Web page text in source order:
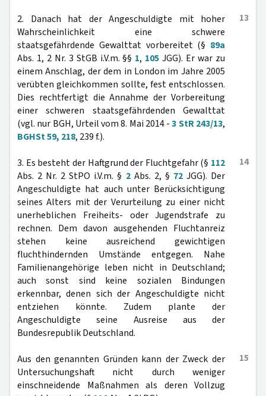
13
2. Danach hat der Angeschuldigte mit hoher
Wahrscheinlichkeit eine schwere
staatsgefährdende Gewalttat vorbereitet (§ 89a
Abs. 1, 2 Nr. 3 StGB i.V.m. §§ 1, 105 JGG). Er war zu
einem Anschlag, der dem in London im Jahre 2005
verübten gleichkommen sollte, fest entschlossen.
Dies rechtfertigt die Annahme der Vorbereitung
einer schweren staatsgefährdenden Gewalttat
(vgl. nur BGH, Urteil vom 8. Mai 2014 -3 StR 243/13,
BGHSt 59, 218, 239 f.).
14
3. Es besteht der Haftgrund der Fluchtgefahr (§ 112
Abs. 2 Nr. 2 StPO i.V.m. § 2Abs. 2, § 72JGG). Der
Angeschuldigte hat auch unter Berücksichtigung
seines Alters mit der Verurteilung zu einer nicht
unerheblichen Freiheits- oder Jugendstrafe zu
rechnen. Dem davon ausgehenden Fluchtanreiz
stehen keine ausreichend gewichtigen
fluchthindernden Umstände entgegen. Nahe
Familienangehörige leben nicht in Deutschland;
auch sonst sind keine sozialen Bindungen
erkennbar, denen sich der Angeschuldigte nicht
entziehen könnte. Zudem plante der
Angeschuldigte seine Ausreise aus der
Bundesrepublik Deutschland.
15
Aus den genannten Gründen kann der Zweck der
Untersuchungshaft nicht durch weniger
einschneidende Maßnahmen als deren Vollzug